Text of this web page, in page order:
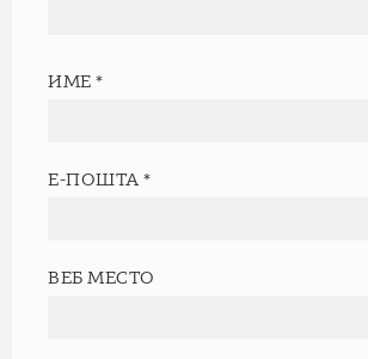
ИМЕ*
Е-ПОШТА*
ВЕБ МЕСТО